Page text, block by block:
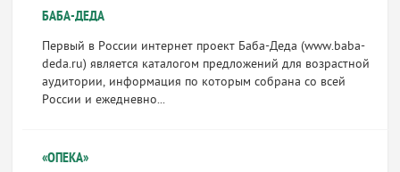
БАБА-ДЕДА
Первый в России интернет проект Баба-Деда (www.baba-
deda.ru) является каталогом предложений для возрастной
аудитории, информация по которым собрана со всей
России и ежедневно...
«ОПЕКА»